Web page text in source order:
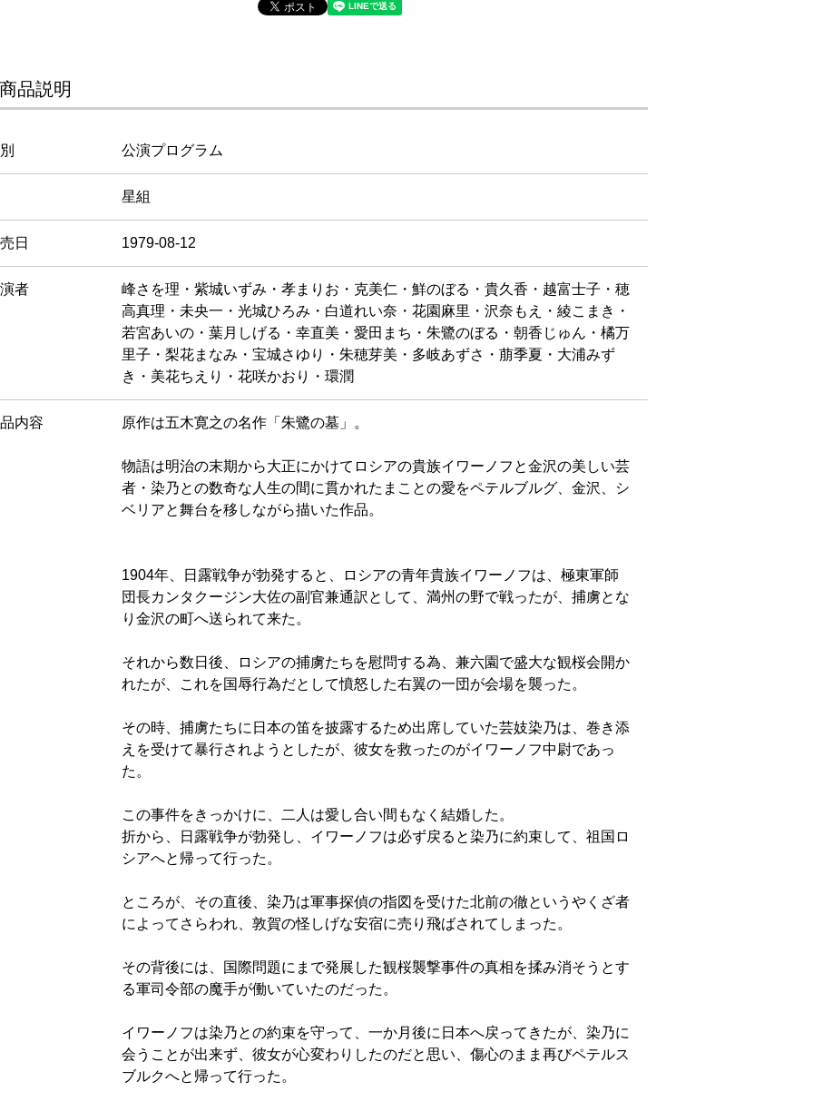
商品説明
公演プログラム
星組
日 1979-08-12
者
峰さを理・紫城いずみ・孝まりお・克美仁・鮮のぼる・貴久香・越富士子・穂
高真理・未央一・光城ひろみ・白道れい奈・花園麻里・沢奈もえ・綾こまき・
若宮あいの・葉月しげる・幸直美・愛田まち・朱鷺のぼる・朝香じゅん・橘万
里子・梨花まなみ・宝城さゆり・朱穂芽美・多岐あずさ・萠季夏・大浦みず
き・美花ちえり・花咲かおり・環潤
内容 原作は五木寛之の名作「朱鷺の墓」。
物語は明治の末期から大正にかけてロシアの貴族イワーノフと金沢の美しい芸
者・染乃との数奇な人生の間に貫かれたまことの愛をペテルブルグ、金沢、シ
ベリアと舞台を移しながら描いた作品。
1904年、日露戦争が勃発すると、ロシアの青年貴族イワーノフは、極東軍師
団長カンタクージン大佐の副官兼通訳として、満州の野で戦ったが、捕虜とな
り金沢の町へ送られて来た。
それから数日後、ロシアの捕虜たちを慰問する為、兼六園で盛大な観桜会開か
れたが、これを国辱行為だとして憤怒した右翼の一団が会場を襲った。
その時、捕虜たちに日本の笛を披露するため出席していた芸妓染乃は、巻き添
えを受けて暴行されようとしたが、彼女を救ったのがイワーノフ中尉であっ
た。
この事件をきっかけに、二人は愛し合い間もなく結婚した。
折から、日露戦争が勃発し、イワーノフは必ず戻ると染乃に約束して、祖国ロ
シアへと帰って行った。
ところが、その直後、染乃は軍事探偵の指図を受けた北前の徹というやくざ者
によってさらわれ、敦賀の怪しげな安宿に売り飛ばされてしまった。
その背後には、国際問題にまで発展した観桜襲撃事件の真相を揉み消そうとす
る軍司令部の魔手が働いていたのだった。
イワーノフは染乃との約束を守って、一か月後に日本へ戻ってきたが、染乃に
会うことが出来ず、彼女が心変わりしたのだと思い、傷心のまま再びペテルス
ブルクへと帰って行った。